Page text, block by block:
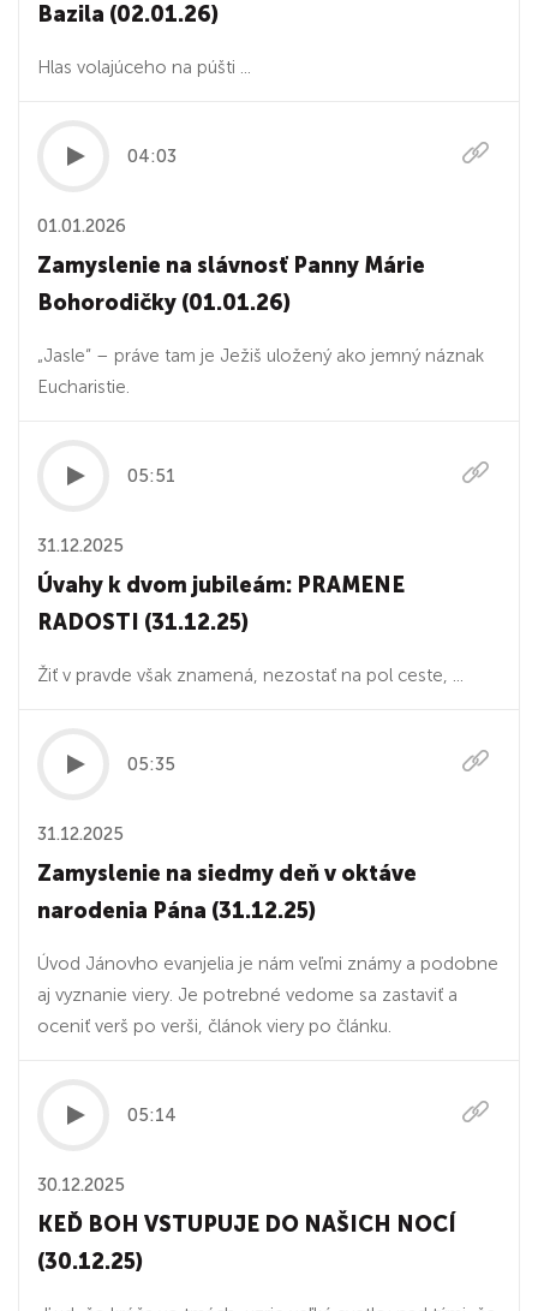
Bazila (02.01.26)
Hlas volajúceho na púšti ...
04:03
01.01.2026
Zamyslenie na slávnosť Panny Márie
Bohorodičky (01.01.26)
„Jasle“ – práve tam je Ježiš uložený ako jemný náznak
Eucharistie.
05:51
31.12.2025
Úvahy k dvom jubileám: PRAMENE
RADOSTI (31.12.25)
Žiť v pravde však znamená, nezostať na pol ceste, ...
05:35
31.12.2025
Zamyslenie na siedmy deň v oktáve
narodenia Pána (31.12.25)
Úvod Jánovho evanjelia je nám veľmi známy a podobne
aj vyznanie viery. Je potrebné vedome sa zastaviť a
oceniť verš po verši, článok viery po článku.
05:14
30.12.2025
KEĎ BOH VSTUPUJE DO NAŠICH NOCÍ
(30.12.25)